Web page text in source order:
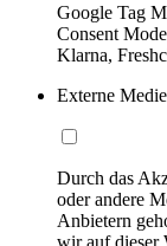
Google Tag
Consent
Klarna,
Externe
Durch das
oder andere
Anbietern
wir auf dieser